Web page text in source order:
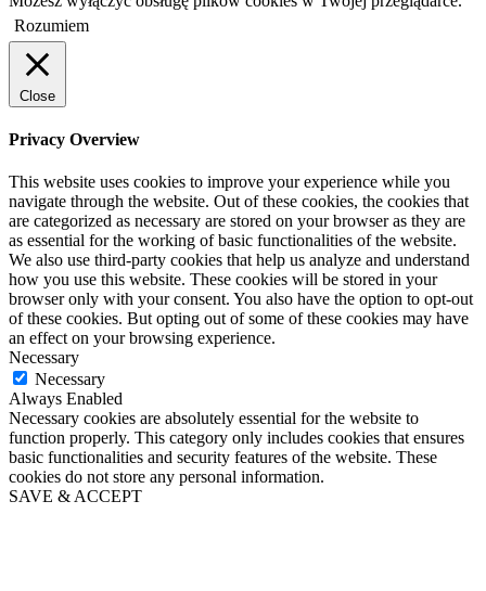
Rozumiem
Close
Privacy Overview
This website uses cookies to improve your experience while you
navigate through the website. Out of these cookies, the cookies that
are categorized as necessary are stored on your browser as they are
as essential for the working of basic functionalities of the website.
We also use third-party cookies that help us analyze and understand
how you use this website. These cookies will be stored in your
browser only with your consent. You also have the option to opt-out
of these cookies. But opting out of some of these cookies may have
an effect on your browsing experience.
Necessary
Necessary
Always Enabled
Necessary cookies are absolutely essential for the website to
function properly. This category only includes cookies that ensures
basic functionalities and security features of the website. These
cookies do not store any personal information.
SAVE & ACCEPT